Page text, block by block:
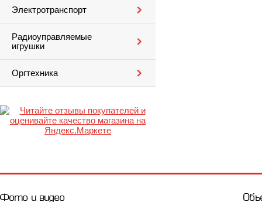
Электротранспорт
Радиоуправляемые
игрушки
Оргтехника
Фото и видео